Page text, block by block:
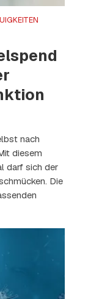
nach
diesem
darf sich der
Die